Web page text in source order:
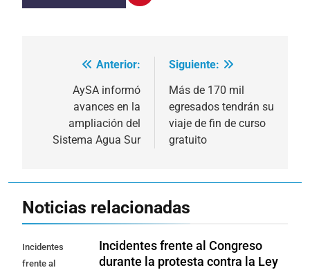
Navegación
entradas
Anterior:
AySA informó
avances en la
ampliación del
Sistema Agua Sur
Siguiente:
Más de 170 mil
egresados tendrán su
viaje de fin de curso
gratuito
Noticias relacionadas
Incidentes
frente al
Incidentes frente al Congreso
durante la protesta contra la Ley